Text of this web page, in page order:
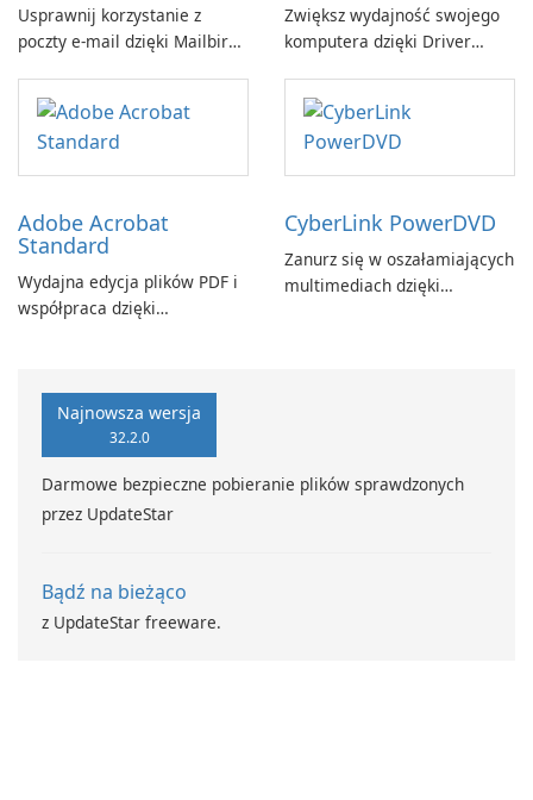
Usprawnij korzystanie z
poczty e-mail dzięki Mailbird
Zwiększ wydajność swojego
komputera dzięki Driver
Adobe Acrobat
Standard
Wydajna edycja plików PDF i
współpraca dzięki
CyberLink PowerDVD
Zanurz się w oszałamiających
multimediach dzięki
Najnowsza wersja
32.2.0
Darmowe bezpieczne pobieranie plików sprawdzonych
przez UpdateStar
Bądź na bieżąco
z UpdateStar freeware.